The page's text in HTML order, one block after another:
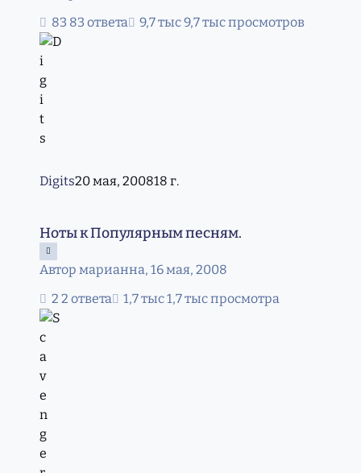
83 ответа
9,7 тыс просмотров
Digits20 мая, 200818 г.
Ноты к Популярным песням.
Автор марианна, 16 мая, 2008
2 ответа
1,7 тыс просмотра